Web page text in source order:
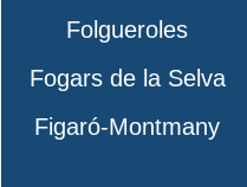
Folgueroles
Fogars de la Selva
Figaró-Montmany